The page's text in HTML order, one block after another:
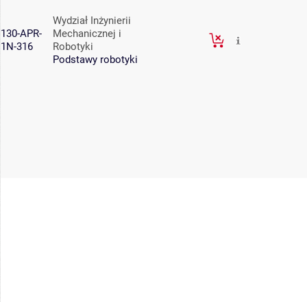
130-APR-
1N-316
Wydział Inżynierii
Mechanicznej i
Robotyki
Podstawy robotyki